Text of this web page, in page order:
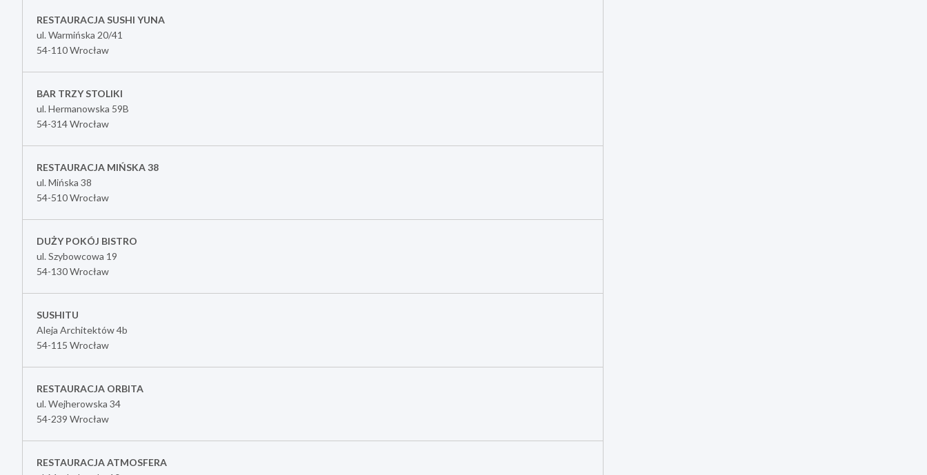
RESTAURACJA SUSHI YUNA
ul. Warmińska 20/41
54-110 Wrocław
BAR TRZY STOLIKI
ul. Hermanowska 59B
54-314 Wrocław
RESTAURACJA MIŃSKA 38
ul. Mińska 38
54-510 Wrocław
DUŻY POKÓJ BISTRO
ul. Szybowcowa 19
54-130 Wrocław
SUSHITU
Aleja Architektów 4b
54-115 Wrocław
RESTAURACJA ORBITA
ul. Wejherowska 34
54-239 Wrocław
RESTAURACJA ATMOSFERA